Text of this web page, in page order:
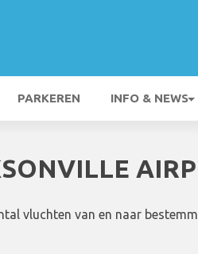
PARKEREN INFO & NEWS
vluchten van en naar